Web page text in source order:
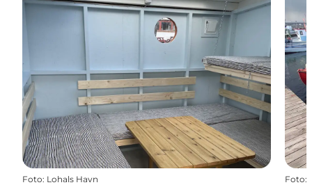
Foto: Lohals Havn Foto: